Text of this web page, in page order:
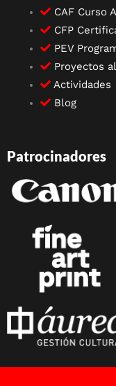
CAF Curso
CFP
PEV
Proyectos
Actividades
Blog
Patrocinadores